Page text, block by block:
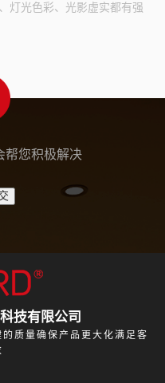
灯光色彩、光影虚实都有强
帮您积极解决
技有限公司
质量确保产品更大化满足客